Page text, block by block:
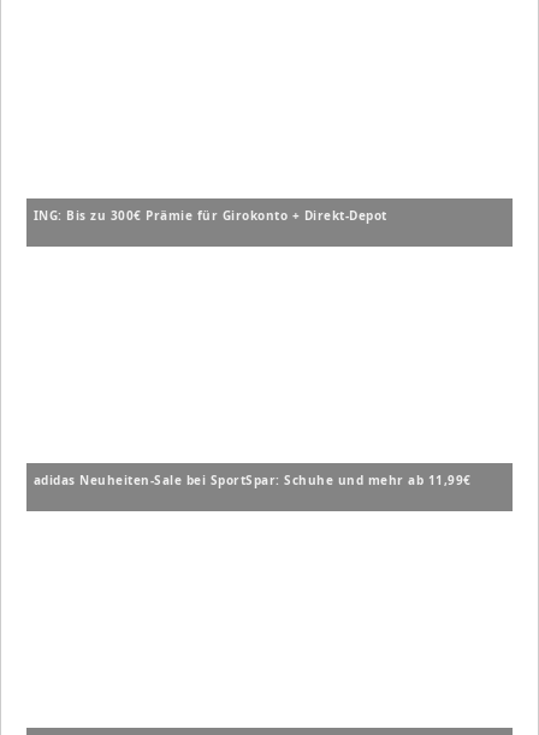
ING: Bis zu 300€ Prämie für Girokonto + Direkt-Depot
adidas Neuheiten-Sale bei SportSpar: Schuhe und mehr ab 11,99€